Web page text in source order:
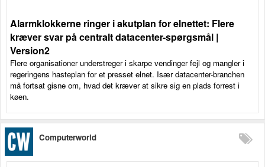
Alarmklokkerne ringer i akutplan for elnettet: Flere
kræver svar på centralt datacenter-spørgsmål |
Version2
Flere organisationer understreger i skarpe vendinger fejl og mangler i
regeringens hasteplan for et presset elnet. Især datacenter-branchen
må fortsat gisne om, hvad det kræver at sikre sig en plads forrest i
køen.
Computerworld